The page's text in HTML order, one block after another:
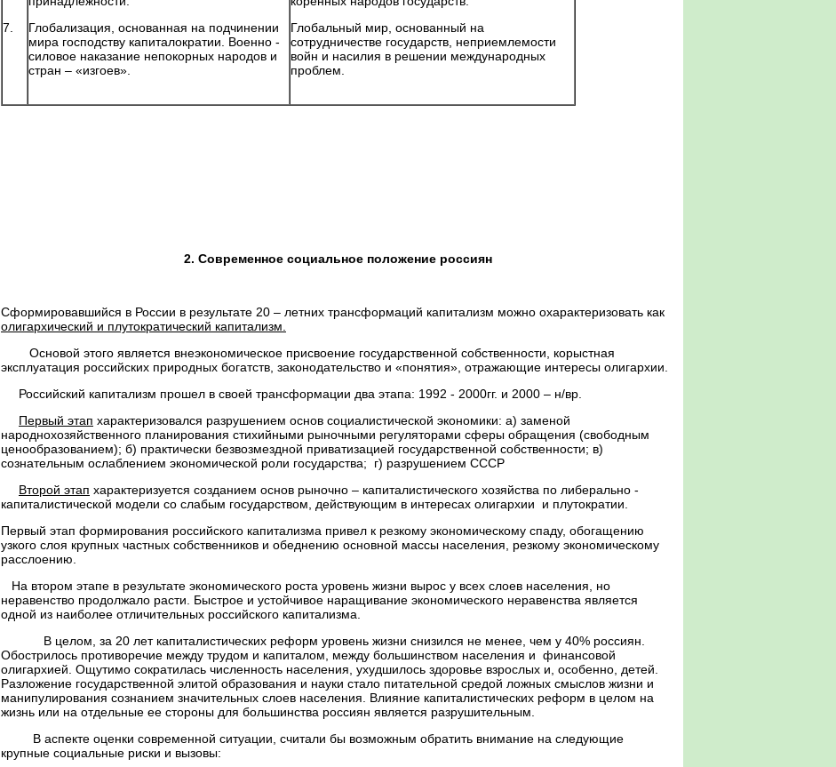
7.
Глобализация, основанная на подчинении
мира господству капиталократии. Военно -
силовое наказание непокорных народов и
стран – «изгоев».
Глобальный мир, основанный на
сотрудничестве государств, неприемлемости
войн и насилия в решении международных
проблем.
2. Современное социальное положение россиян
Сформировавшийся в России в результате 20 – летних трансформаций капитализм можно охарактеризовать как
олигархический и плутократический капитализм.
Основой этого является внеэкономическое присвоение государственной собственности, корыстная
эксплуатация российских природных богатств, законодательство и «понятия», отражающие интересы олигархии.
Российский капитализм прошел в своей трансформации два этапа: 1992 - 2000гг. и 2000 – н/вр.
Первый этап характеризовался разрушением основ социалистической экономики: а) заменой
народнохозяйственного планирования стихийными рыночными регуляторами сферы обращения (свободным
ценообразованием); б) практически безвозмездной приватизацией государственной собственности; в)
сознательным ослаблением экономической роли государства; г) разрушением СССР
Второй этап характеризуется созданием основ рыночно – капиталистического хозяйства по либерально -
капиталистической модели со слабым государством, действующим в интересах олигархии и плутократии.
Первый этап формирования российского капитализма привел к резкому экономическому спаду, обогащению
узкого слоя крупных частных собственников и обеднению основной массы населения, резкому экономическому
расслоению.
На втором этапе в результате экономического роста уровень жизни вырос у всех слоев населения, но
неравенство продолжало расти. Быстрое и устойчивое наращивание экономического неравенства является
одной из наиболее отличительных российского капитализма.
В целом, за 20 лет капиталистических реформ уровень жизни снизился не менее, чем у 40% россиян.
Обострилось противоречие между трудом и капиталом, между большинством населения и финансовой
олигархией. Ощутимо сократилась численность населения, ухудшилось здоровье взрослых и, особенно, детей.
Разложение государственной элитой образования и науки стало питательной средой ложных смыслов жизни и
манипулирования сознанием значительных слоев населения. Влияние капиталистических реформ в целом на
жизнь или на отдельные ее стороны для большинства россиян является разрушительным.
В аспекте оценки современной ситуации, считали бы возможным обратить внимание на следующие
крупные социальные риски и вызовы: